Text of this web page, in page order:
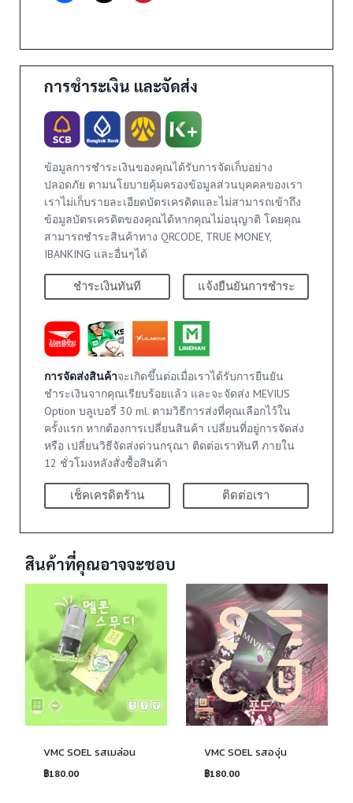
การชำระเงิน และจัดส่ง
ข้อมูลการชำระเงินของคุณได้รับการจัดเก็บอย่าง
ปลอดภัย ตามนโยบายคุ้มครองข้อมูลส่วนบุคคลของเรา
เราไม่เก็บรายละเอียดบัตรเครดิตและไม่สามารถเข้าถึง
ข้อมูลบัตรเครดิตของคุณได้หากคุณไม่อนุญาติ โดยคุณ
สามารถชำระสินค้าทาง QRCODE, TRUE MONEY,
IBANKING และอื่นๆได้
ชำระเงินทันที แจ้งยืนยันการชำระ
การจัดส่งสินค้าจะเกิดขึ้นต่อเมื่อเราได้รับการยืนยัน
ชำระเงินจากคุณเรียบร้อยแล้ว และจะจัดส่ง MEVIUS
Option บลูเบอรี่ 30 ml. ตามวิธีการส่งที่คุณเลือกไว้ใน
ครั้งแรก หากต้องการเปลี่ยนสินค้า เปลี่ยนที่อยู่การจัดส่ง
หรือ เปลี่ยนวิธีจัดส่งด่วนกรุณา ติดต่อเราทันที ภายใน
12 ชั่วโมงหลังสั่งซื้อสินค้า
เช็คเครดิตร้าน ติดต่อเรา
สินค้าที่คุณอาจจะชอบ
VMC SOEL รสเมล่อน
฿180.00
VMC SOEL รสองุ่น
฿180.00